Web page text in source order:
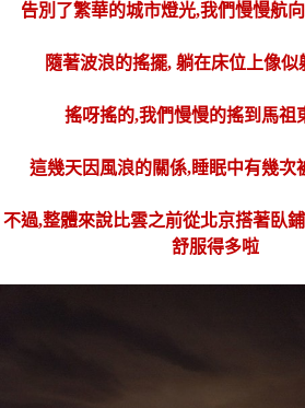
告別了繁華的城市燈光,我們慢慢航
隨著波浪的搖擺, 躺在床位上像似
搖呀搖的,我們慢慢的搖到馬祖
這幾天因風浪的關係,睡眠中有幾次
不過,整體來說比雲之前從北京搭著臥
舒服得多啦